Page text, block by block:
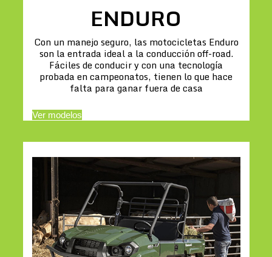
ENDURO
Con un manejo seguro, las motocicletas Enduro
son la entrada ideal a la conducción off-road.
Fáciles de conducir y con una tecnología
probada en campeonatos, tienen lo que hace
falta para ganar fuera de casa
Ver modelos